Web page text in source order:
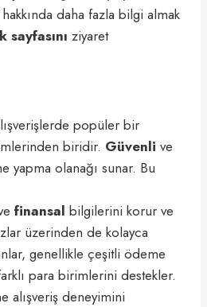
daha fazla bilgi almak
sayfasını ziyaret
popüler bir
biridir. Güvenli ve
yapma olanağı sunar. Bu
finansal bilgilerini korur ve
üzerinden de kolayca
genellikle çeşitli ödeme
para birimlerini destekler.
alışveriş deneyimini